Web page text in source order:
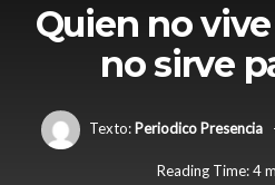
Quien no
no sirve
Texto: Periodico Presencia
Reading Time: 4